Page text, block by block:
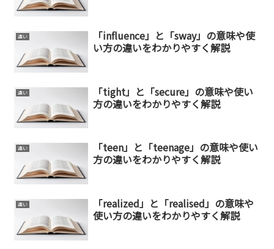
違い
「influence」と「sway」の意味や使
い方の違いをわかりやすく解説
違い
「tight」と「secure」の意味や使い
方の違いをわかりやすく解説
違い
「teen」と「teenage」の意味や使い
方の違いをわかりやすく解説
違い
「realized」と「realised」の意味や
使い方の違いをわかりやすく解説